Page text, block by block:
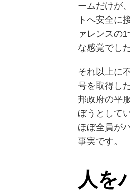
ームだけが
トへ安全に
ァレンスの
な感覚でした
それ以上に
号を取得し
邦政府の平
ぼうとして
ほぼ全員が
事実です。
人を